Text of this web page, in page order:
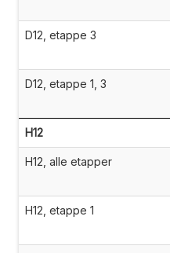
D12, etappe 3
D12, etappe 1, 3
H12
H12, alle etapper
H12, etappe 1